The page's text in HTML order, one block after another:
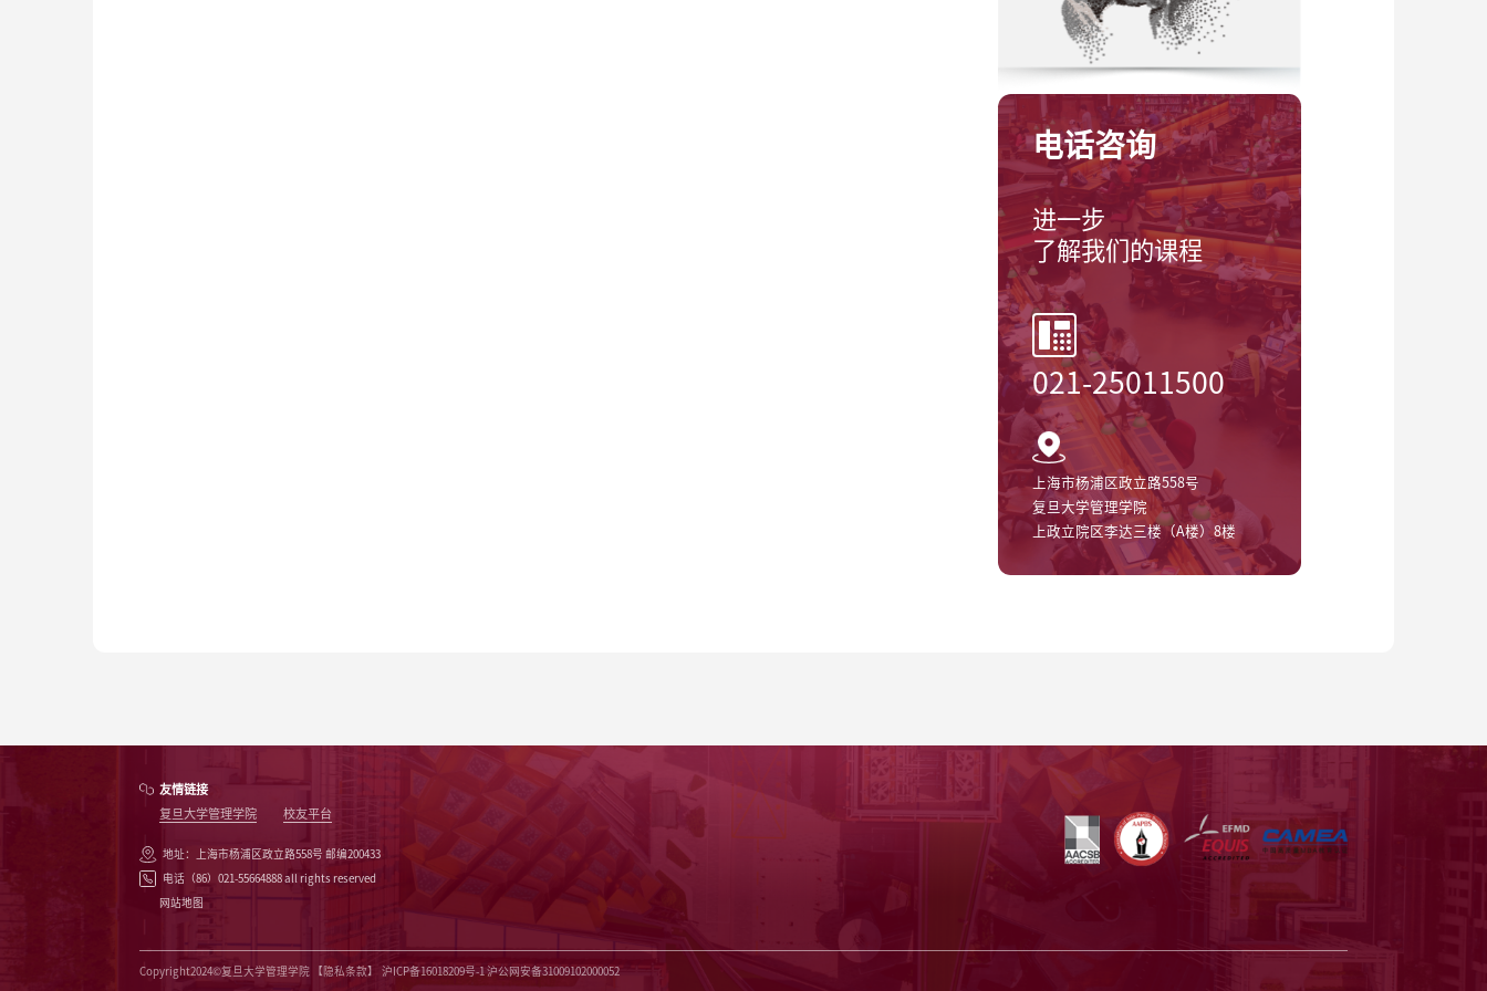
电话咨询
进一步
了解我们的课程
021-25011500
上海市杨浦区政立路558号
复旦大学管理学院
上政立院区李达三楼（A楼）8楼
友情链接
复旦大学管理学院
校友平台
地址：上海市杨浦区政立路558号 邮编200433
电话（86）021-55664888 all rights reserved
网站地图
Copyright2024©复旦大学管理学院 【隐私条款】 沪ICP备16018209号-1 沪公网安备31009102000052